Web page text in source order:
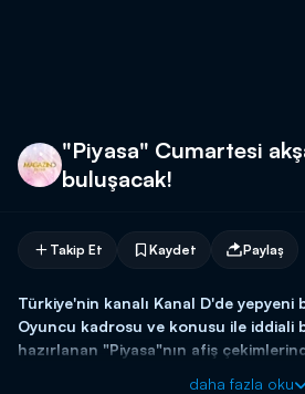
"Piyasa" Cumartesi
buluşacak!
Takip Et Kaydet Paylaş
Türkiye'nin kanalı Kanal D'de yepyeni
Oyuncu kadrosu ve konusu ile iddiali
hazırlanan "Piyasa"nın afiş
Haftanın magazin olayları, bomba
daha fazla oku